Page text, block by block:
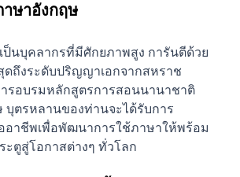
ษาอังกฤษ
ป็นบุคลากรที่มีศักยภาพสูง การันตีด้วย
ถึงระดับปริญญาเอกจากสหราช
รอบรมหลักสูตรการสอนนานาชาติ
บุตรหลานของท่านจะได้รับการ
อาชีพเพื่อพัฒนาการใช้ภาษาให้พร้อม
ะตูสู่โอกาสต่างๆ ทั่วโลก